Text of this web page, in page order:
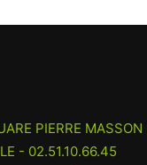
PIERRE MASSON
- 02.51.10.66.45